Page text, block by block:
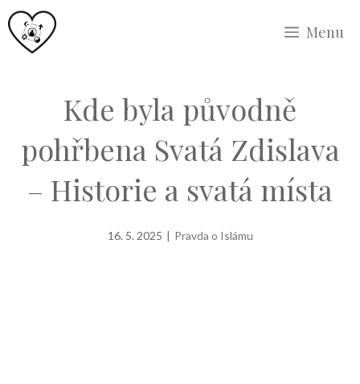
Přeskočit
na
Menu
Kde byla původně
pohřbena Svatá Zdislava
– Historie a svatá místa
16. 5. 2025 | Pravda o Islámu